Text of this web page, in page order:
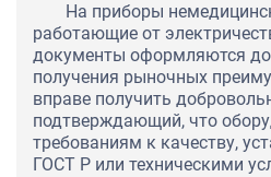
На приборы
работающие от
документы оформляются
получения рыночных
вправе получить
подтверждающий, что
требованиям к качеству,
ГОСТ Р или техническими